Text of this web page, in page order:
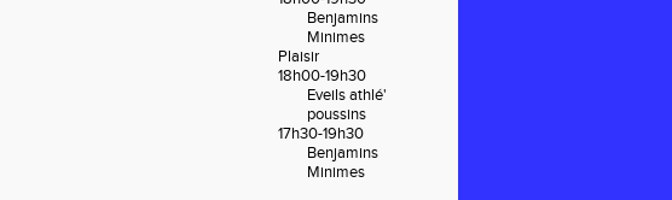
Benjamins
Minimes
Plaisir
18h00-19h30
Eveils athlé'
poussins
17h30-19h30
Benjamins
Minimes